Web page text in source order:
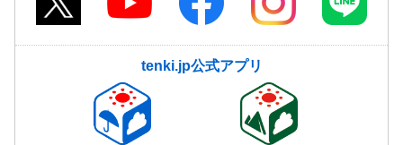
tenki.jp公式アプリ